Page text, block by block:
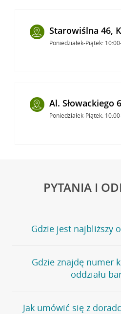
Starowiślna 46,
Poniedziałek-Piątek:
Al. Słowackiego
Poniedziałek-Piątek:
PYTANIA I
Gdzie jest najbliższy
Jeśli szukasz oddziału naszego
stronęPlacówki i bankomaty, na
wygodna wyszukiwarka.
oddziałów
Gdzie znajdę numer
oddziału
Bank Credit Agricole nie
Jak umówić się z